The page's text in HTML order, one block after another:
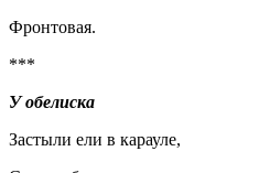
Фронтовая.
***
У обелиска
Застыли ели в карауле,